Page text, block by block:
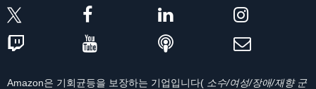
Amazon은 기회균등을 보장하는 기업입니다( 소수/여성/장애/재향 군